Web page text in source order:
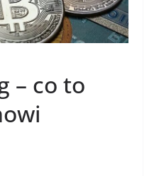
– co to